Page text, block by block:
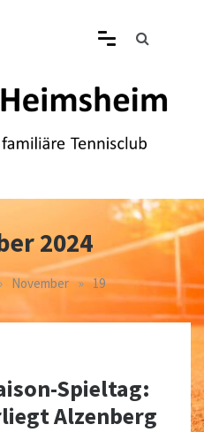
2024
November » 19
Spieltag:
Alzenberg